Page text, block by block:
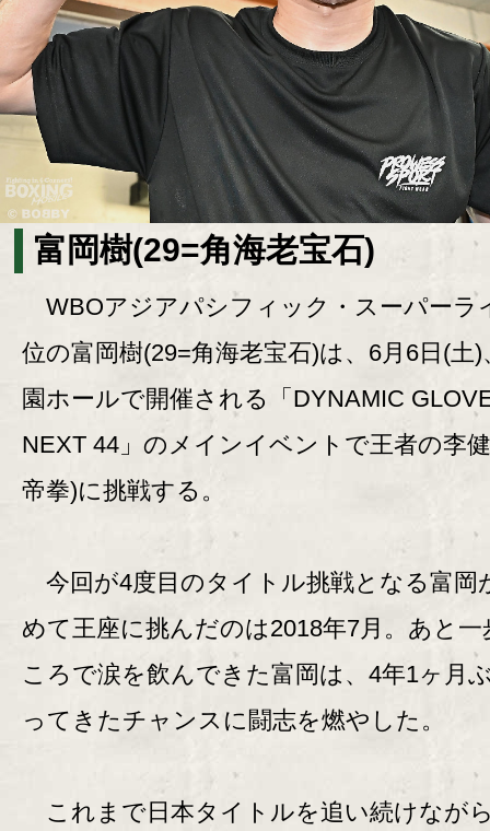
富岡樹(29=角海老宝石)
WBOアジアパシフィック・スーパーラ
位の富岡樹(29=角海老宝石)は、6月6日(土)
園ホールで開催される「DYNAMIC
NEXT 44」のメインイベントで王者の李
帝拳)に挑戦する。
今回が4度目のタイトル挑戦となる富岡
めて王座に挑んだのは2018年7月。あと一
ころで涙を飲んできた富岡は、4年1ヶ月
ってきたチャンスに闘志を燃やした。
これまで日本タイトルを追い続けなが